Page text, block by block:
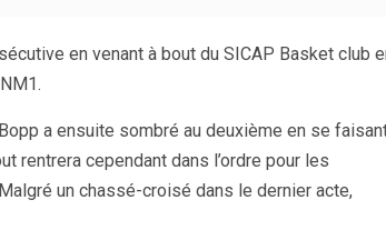
en venant à bout du SICAP Basket club
a ensuite sombré au deuxième en se
rentrera cependant dans l’ordre pour les
un chassé-croisé dans le dernier acte,